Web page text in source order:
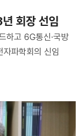
회장 선임
하고 6G통신·국방
자파학회의 신임